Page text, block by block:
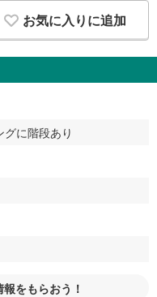
お気に入りに追加
に階段あり
をもらおう！